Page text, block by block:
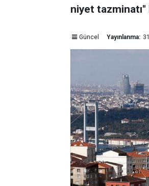
niyet tazminatı"
Güncel Yayınlanma: